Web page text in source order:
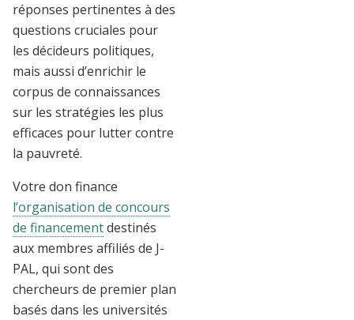
réponses pertinentes à des
questions cruciales pour
les décideurs politiques,
mais aussi d’enrichir le
corpus de connaissances
sur les stratégies les plus
efficaces pour lutter contre
la pauvreté.
Votre don finance
l’organisation de concours
de financementdestinés
aux membres affiliés de J-
PAL, qui sont des
chercheurs de premier plan
basés dans les universités